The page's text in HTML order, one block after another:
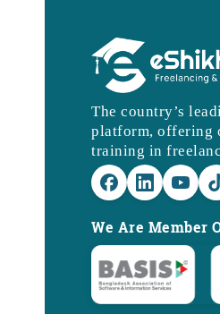
The country’s
platform, offering
training in
We Are Member